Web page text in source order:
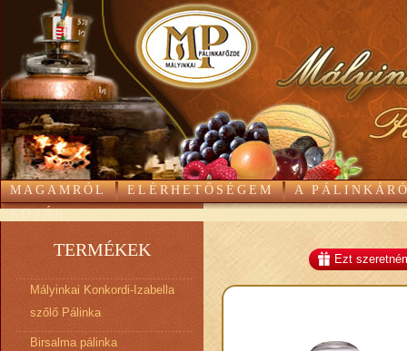
MAGAMRÓL ELÉRHETŐSÉGEM
A
KOSÁR
TERMÉKEK
Mályinkai Konkordi-Izabella
szőlő Pálinka
Birsalma pálinka
Ezt